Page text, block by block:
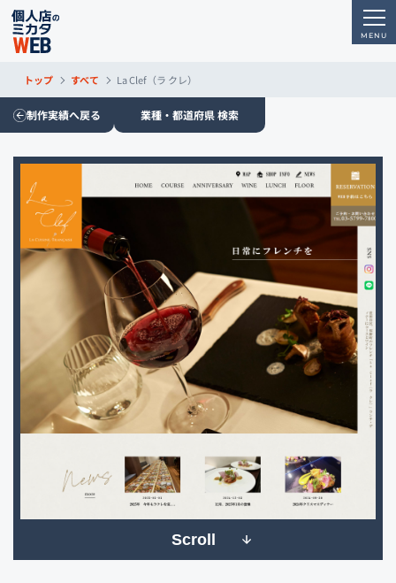
トップ すべて La Clef（ラ クレ）
制作実績へ戻る 業種・都道府県 検索
Scroll